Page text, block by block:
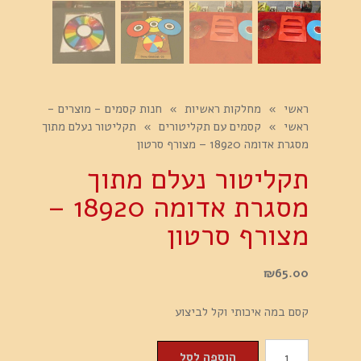
ראשי » מחלקות ראשיות » חנות קסמים - מוצרים -
ראשי » קסמים עם תקליטורים » תקליטור נעלם מתוך
מסגרת אדומה 18920 – מצורף סרטון
תקליטור נעלם מתוך
מסגרת אדומה 18920 –
מצורף סרטון
₪65.00
קסם במה איכותי וקל לביצוע
הוספה לסל